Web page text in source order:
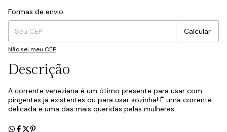
Entregas para o CEP:
Formas de envio
Calcular
Não sei meu CEP
Descrição
A corrente veneziana é um ótimo presente para usar com
pingentes já existentes ou para usar sozinha! É uma corrente
delicada e uma das mais queridas pelas mulheres.